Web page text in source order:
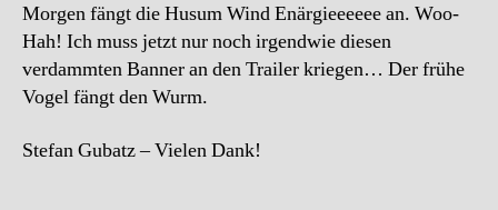
Morgen fängt die Husum Wind Enärgieeeeee an. Woo-
Hah! Ich muss jetzt nur noch irgendwie diesen
verdammten Banner an den Trailer kriegen… Der frühe
Vogel fängt den Wurm.
Stefan Gubatz – Vielen Dank!